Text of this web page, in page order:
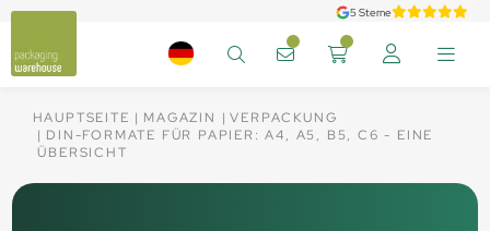
5 Sterne
HAUPTSEITE MAGAZIN
VERPACKUNG
DIN-FORMATE FÜR PAPIER: A4, A5, B5, C6 - EINE
ÜBERSICHT